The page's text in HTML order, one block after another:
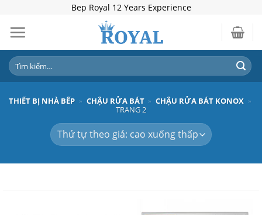
content
Bep Royal 12 Years Experience
Tìm
kiếm:
THIẾT BỊ NHÀ BẾP » CHẬU RỬA BÁT » CHẬU RỬA BÁT KONOX »
TRANG 2